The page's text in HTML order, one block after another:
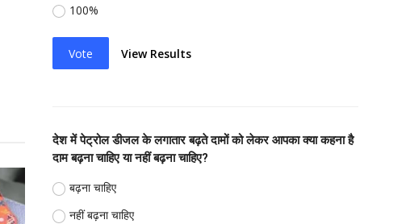
100%
Vote View Results
देश में पेट्रोल डीजल के लगातार बढ़ते दामों को लेकर आपका क्या कहना है
दाम बढ़ना चाहिए या नहीं बढ़ना चाहिए?
बढ़ना चाहिए
नहीं बढ़ना चाहिए